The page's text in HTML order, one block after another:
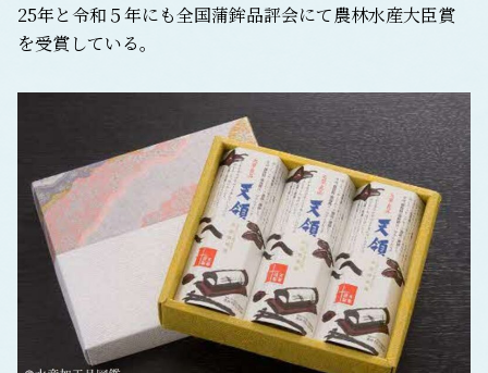
25年と令和５年にも全国蒲鉾品評会にて農林水産大臣賞
を受賞している。